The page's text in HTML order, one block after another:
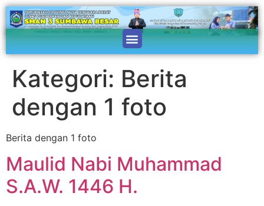
Kategori: Berita
dengan 1 foto
Berita dengan 1 foto
Maulid Nabi Muhammad
S.A.W. 1446 H.